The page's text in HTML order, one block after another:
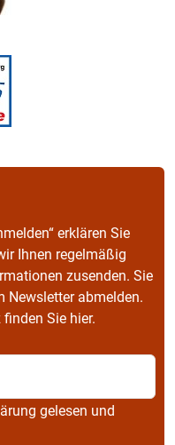
erklären Sie
Ihnen regelmäßig
zusenden. Sie
Newsletter abmelden.
Sie hier.
gelesen und